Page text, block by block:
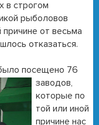
в строгом
рыболовов
от весьма
отказаться.
посещено 76
заводов,
которые по
той или иной
причине нас